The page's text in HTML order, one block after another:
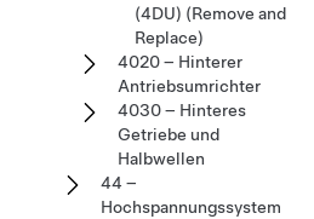
(4DU) (Remove and
Replace)
4020 – Hinterer
Antriebsumrichter
4030 – Hinteres
Getriebe und
Halbwellen
44 –
Hochspannungssystem